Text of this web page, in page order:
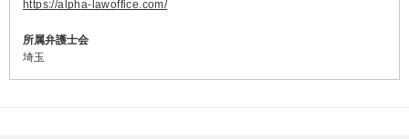
https://alpha-lawoffice.com/
所属弁護士会
埼玉